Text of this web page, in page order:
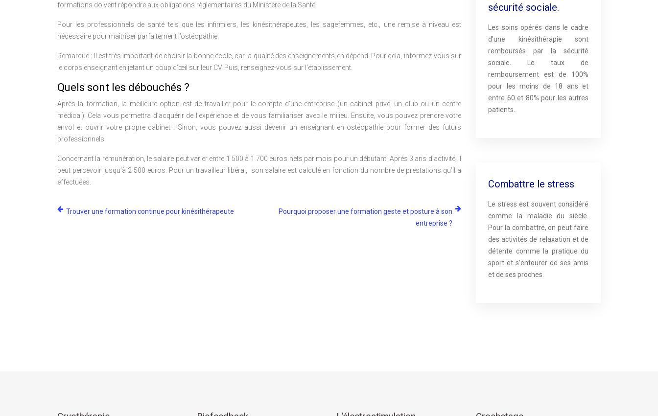
formations doivent répondre aux obligations règlementaires du Ministère de la Santé.
Pour les professionnels de santé tels que les infirmiers, les kinésithérapeutes, les sagefemmes, etc., une remise à niveau est
nécessaire pour maîtriser parfaitement l’ostéopathie.
Remarque : Il est très important de choisir la bonne école, car la qualité des enseignements en dépend. Pour cela, informez-vous sur
le corps enseignant en jetant un coup d’œil sur leur CV. Puis, renseignez-vous sur l’établissement.
Quels sont les débouchés ?
Après la formation, la meilleure option est de travailler pour le compte d’une entreprise (un cabinet privé, un club ou un centre
médical). Cela vous permettra d’acquérir de l’expérience et de vous familiariser avec le milieu. Ensuite, vous pouvez prendre votre
envol et ouvrir votre propre cabinet ! Sinon, vous pouvez aussi devenir un enseignant en ostéopathie pour former des futurs
professionnels.
Concernant la rémunération, le salaire peut varier entre 1 500 à 1 700 euros nets par mois pour un débutant. Après 3 ans d’activité, il
peut percevoir jusqu’à 2 500 euros. Pour un travailleur libéral, son salaire est calculé en fonction du nombre de prestations qu’il a
effectuées.
Trouver une formation continue pour kinésithérapeute
Pourquoi proposer une formation geste et posture à son
entreprise ?
sécurité sociale.
Les soins opérés dans le cadre
d’une kinésithérapie sont
remboursés par la sécurité
sociale. Le taux de
remboursement est de 100%
pour les moins de 18 ans et
entre 60 et 80% pour les autres
patients.
Combattre le stress
Le stress est souvent considéré
comme la maladie du siècle.
Pour la combattre, on peut faire
des activités de relaxation et de
détente comme la pratique du
sport et s’entourer de ses amis
et de ses proches.